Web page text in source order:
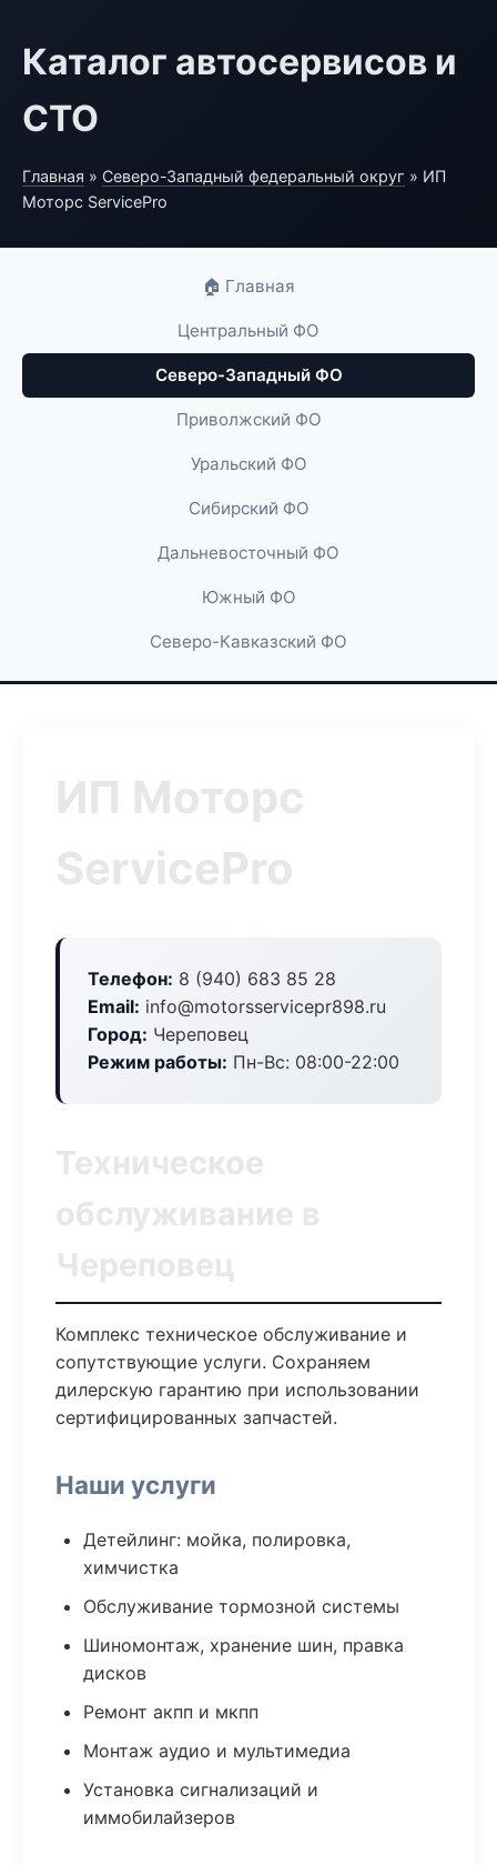
Каталог автосервисов и
СТО
Главная » Северо-Западный федеральный округ » ИП
Моторс ServicePro
🏠 Главная
Центральный ФО
Северо-Западный ФО
Приволжский ФО
Уральский ФО
Сибирский ФО
Дальневосточный ФО
Южный ФО
Северо-Кавказский ФО
ИП Моторс
ServicePro
Телефон: 8 (940) 683 85 28
Email: info@motorsservicepr898.ru
Город: Череповец
Режим работы: Пн-Вс: 08:00-22:00
Техническое
обслуживание в
Череповец
Комплекс техническое обслуживание и
сопутствующие услуги. Сохраняем
дилерскую гарантию при использовании
сертифицированных запчастей.
Наши услуги
Детейлинг: мойка, полировка,
химчистка
Обслуживание тормозной системы
Шиномонтаж, хранение шин, правка
дисков
Ремонт акпп и мкпп
Монтаж аудио и мультимедиа
Установка сигнализаций и
иммобилайзеров